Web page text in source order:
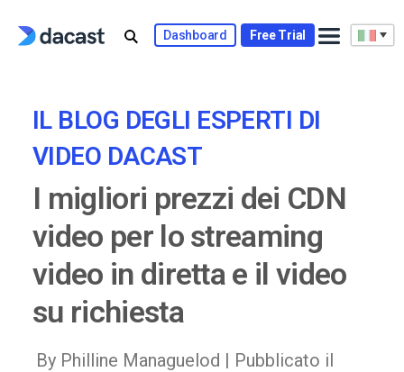
Dashboard Free Trial
IL BLOG DEGLI ESPERTI DI
VIDEO DACAST
I migliori prezzi dei CDN
video per lo streaming
video in diretta e il video
su richiesta
By Philline Managuelod | Pubblicato il